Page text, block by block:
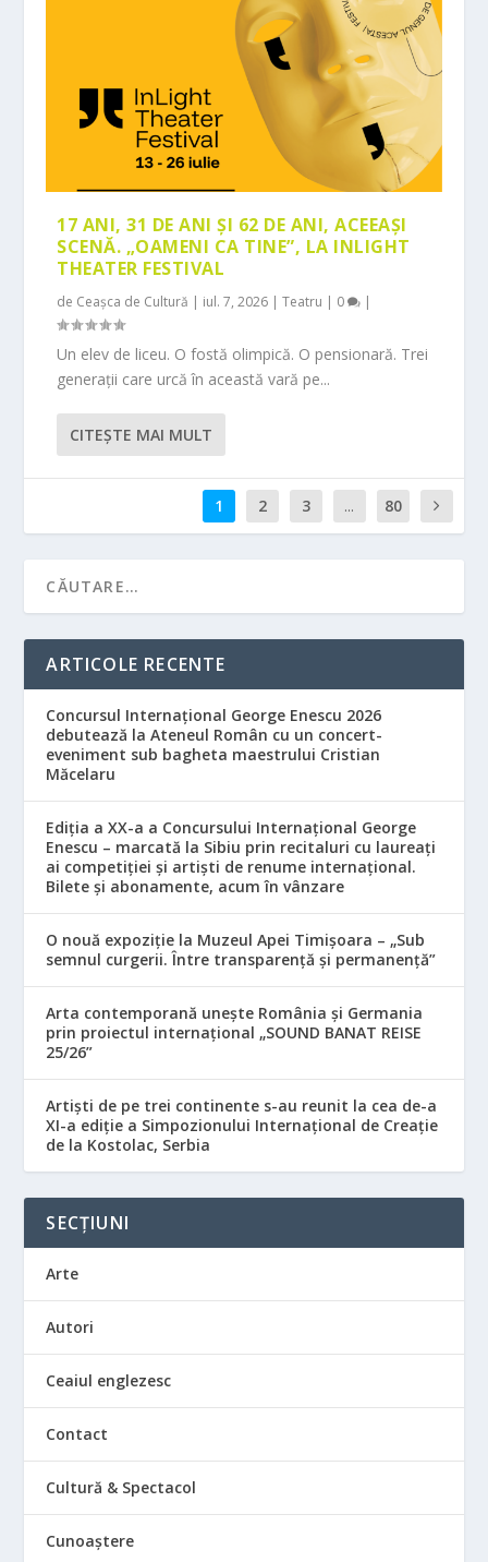
17 ANI, 31 DE ANI ȘI 62 DE ANI, ACEEAȘI
SCENĂ. „OAMENI CA TINE”, LA INLIGHT
THEATER FESTIVAL
de Ceașca de Cultură | iul. 7, 2026 |Teatru | 0 |
Un elev de liceu. O fostă olimpică. O pensionară. Trei
generații care urcă în această vară pe...
CITEŞTE MAI MULT
1 2 3 ... 80
ARTICOLE RECENTE
Concursul Internațional George Enescu 2026
debutează la Ateneul Român cu un concert-
eveniment sub bagheta maestrului Cristian
Măcelaru
Ediția a XX-a a Concursului Internațional George
Enescu – marcată la Sibiu prin recitaluri cu laureați
ai competiției și artiști de renume internațional.
Bilete și abonamente, acum în vânzare
O nouă expoziție la Muzeul Apei Timișoara – „Sub
semnul curgerii. Între transparență și permanență”
Arta contemporană unește România și Germania
prin proiectul internațional „SOUND BANAT REISE
25/26”
Artiști de pe trei continente s-au reunit la cea de-a
XI-a ediție a Simpozionului Internațional de Creație
de la Kostolac, Serbia
SECȚIUNI
Arte
Autori
Ceaiul englezesc
Contact
Cultură & Spectacol
Cunoaștere